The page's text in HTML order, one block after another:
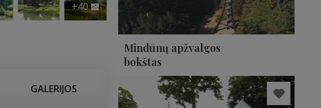
+40
GALERIJOS
Mindūnų apžvalgos
bokštas